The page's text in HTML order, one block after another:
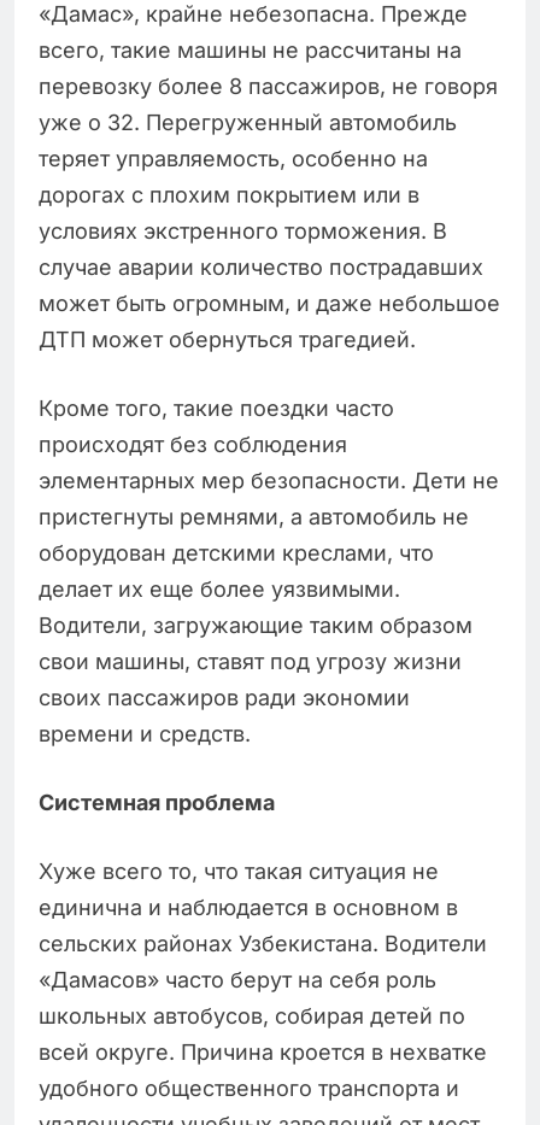
«Дамас», крайне небезопасна. Прежде
всего, такие машины не рассчитаны на
перевозку более 8 пассажиров, не говоря
уже о 32. Перегруженный автомобиль
теряет управляемость, особенно на
дорогах с плохим покрытием или в
условиях экстренного торможения. В
случае аварии количество пострадавших
может быть огромным, и даже небольшое
ДТП может обернуться трагедией.
Кроме того, такие поездки часто
происходят без соблюдения
элементарных мер безопасности. Дети не
пристегнуты ремнями, а автомобиль не
оборудован детскими креслами, что
делает их еще более уязвимыми.
Водители, загружающие таким образом
свои машины, ставят под угрозу жизни
своих пассажиров ради экономии
времени и средств.
Системная проблема
Хуже всего то, что такая ситуация не
единична и наблюдается в основном в
сельских районах Узбекистана. Водители
«Дамасов» часто берут на себя роль
школьных автобусов, собирая детей по
всей округе. Причина кроется в нехватке
удобного общественного транспорта и